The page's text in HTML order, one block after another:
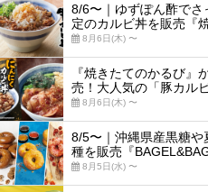
8/6〜｜ゆずぽん酢で
定のカルビ丼を販売『
8月6日(木) 〜
『焼きたてのかるび』
売！大人気の「豚カル
8月6日(木) 〜
8/5〜｜沖縄県産黒糖
種を販売『
8月5日(水) 〜